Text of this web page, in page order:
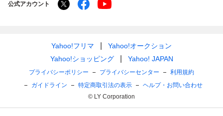
公式アカウント
Yahoo!フリマ
Yahoo!オークション
Yahoo!ショッピング
Yahoo! JAPAN
プライバシーポリシー プライバシーセンター
利用規約
ガイドライン
特定商取引法の表示
ヘルプ・お問い合わせ
© LY Corporation